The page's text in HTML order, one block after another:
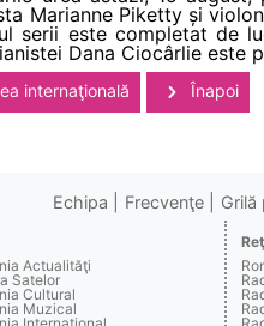
Marianne Piketty și
serii este completat de
Dana Ciocârlie este
internaţională Înapoi
Echipa Frecvenţe Grilă
Actualităţi
Satelor
Cultural
Muzical